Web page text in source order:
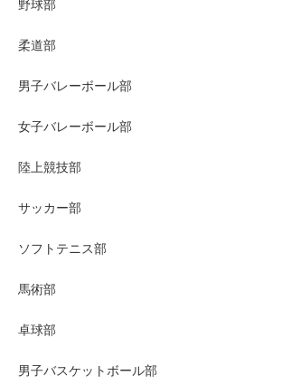
野球部
柔道部
男子バレーボール部
女子バレーボール部
陸上競技部
サッカー部
ソフトテニス部
馬術部
卓球部
男子バスケットボール部